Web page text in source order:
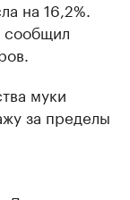
на 16,2%.
сообщил
муки
за пределы